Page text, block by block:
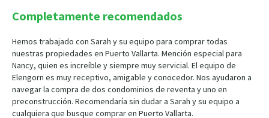
Completamente recomendados
Hemos trabajado con Sarah y su equipo para comprar todas
nuestras propiedades en Puerto Vallarta. Mención especial para
Nancy, quien es increíble y siempre muy servicial. El equipo de
Elengorn es muy receptivo, amigable y conocedor. Nos ayudaron a
navegar la compra de dos condominios de reventa y uno en
preconstrucción. Recomendaría sin dudar a Sarah y su equipo a
cualquiera que busque comprar en Puerto Vallarta.